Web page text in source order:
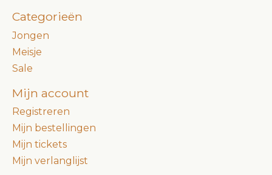
Categorieën
Jongen
Meisje
Sale
Mijn account
Registreren
Mijn bestellingen
Mijn tickets
Mijn verlanglijst